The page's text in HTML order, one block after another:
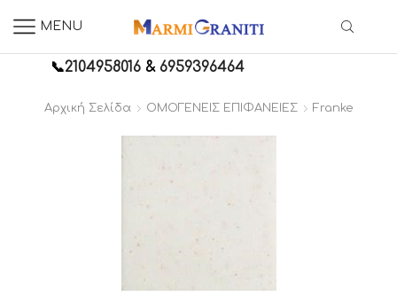
MENU
📞2104958016 &6959396464
Αρχική Σελίδα ΟΜΟΓΕΝΕΙΣ ΕΠΙΦΑΝΕΙΕΣ Franke